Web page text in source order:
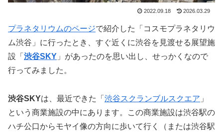
2022.09.18 2026.03.29
プラネタリウムのページで紹介した「コスモプラネタリウ
ム渋谷」に行ったとき、すぐ近くに渋谷を見渡せる展望施
設「 渋谷SKY 」があったのを思い出し、せっかくなので
行ってみました。
渋谷SKYは、最近できた「 渋谷スクランブルスクエア 」
という商業施設の中にあります。この商業施設は渋谷駅の
ハチ公口からモヤイ像の方向に歩いて行く（または渋谷駅